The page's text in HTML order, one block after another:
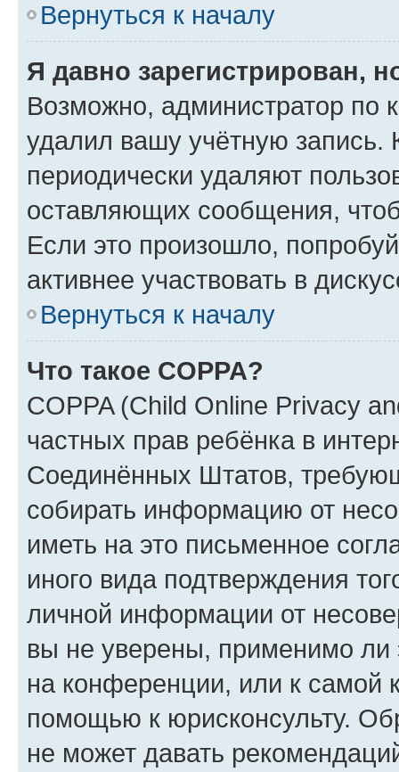
Вернуться к началу
Я давно зарегистрирован,
Возможно, администратор по
удалил вашу учётную запись.
периодически удаляют
оставляющих сообщения,
Если это произошло,
активнее участвовать в
Вернуться к началу
Что такое COPPA?
COPPA (Child Online Privacy
частных прав ребёнка в
Соединённых Штатов,
собирать информацию от
иметь на это письменное
иного вида подтверждения
личной информации от
вы не уверены, применимо ли
на конференции, или к самой
помощью к юрисконсульту.
не может давать